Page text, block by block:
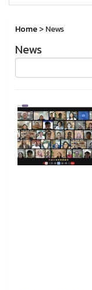
Home> News
News